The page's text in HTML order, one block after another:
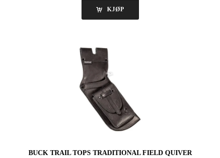
KJØP
BUCK TRAIL TOPS TRADITIONAL FIELD QUIVER